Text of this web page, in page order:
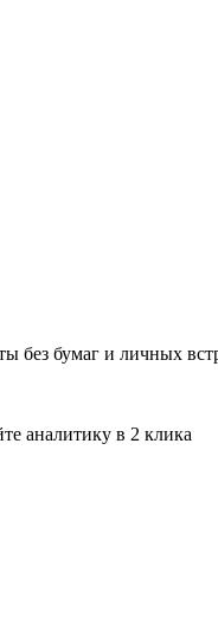
без бумаг и личных
аналитику в 2 клика